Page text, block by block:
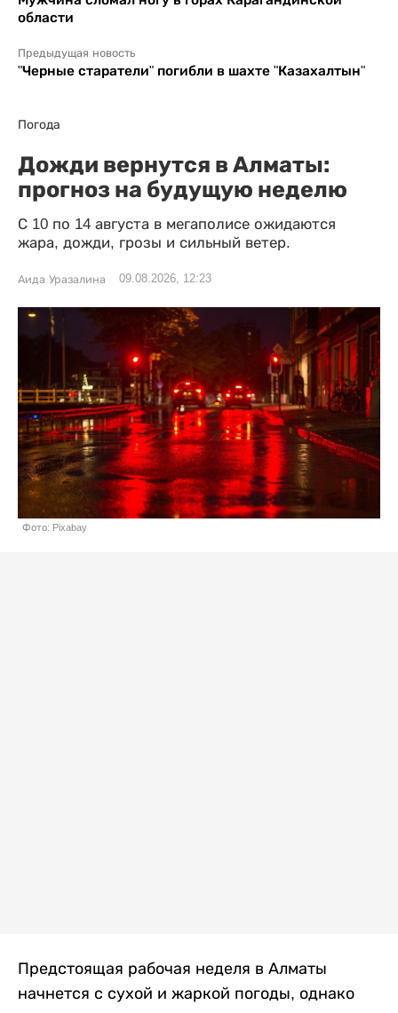
области
Предыдущая новость
"Черные старатели" погибли в шахте "Казахалтын"
Погода
Дожди вернутся в Алматы:
прогноз на будущую неделю
С 10 по 14 августа в мегаполисе ожидаются
жара, дожди, грозы и сильный ветер.
Аида Уразалина 09.08.2026, 12:23
Фото: Pixabay
Предстоящая рабочая неделя в Алматы
начнется с сухой и жаркой погоды, однако